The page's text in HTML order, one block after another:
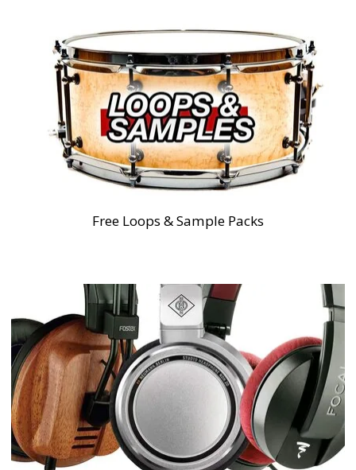
Free Loops & Sample Packs